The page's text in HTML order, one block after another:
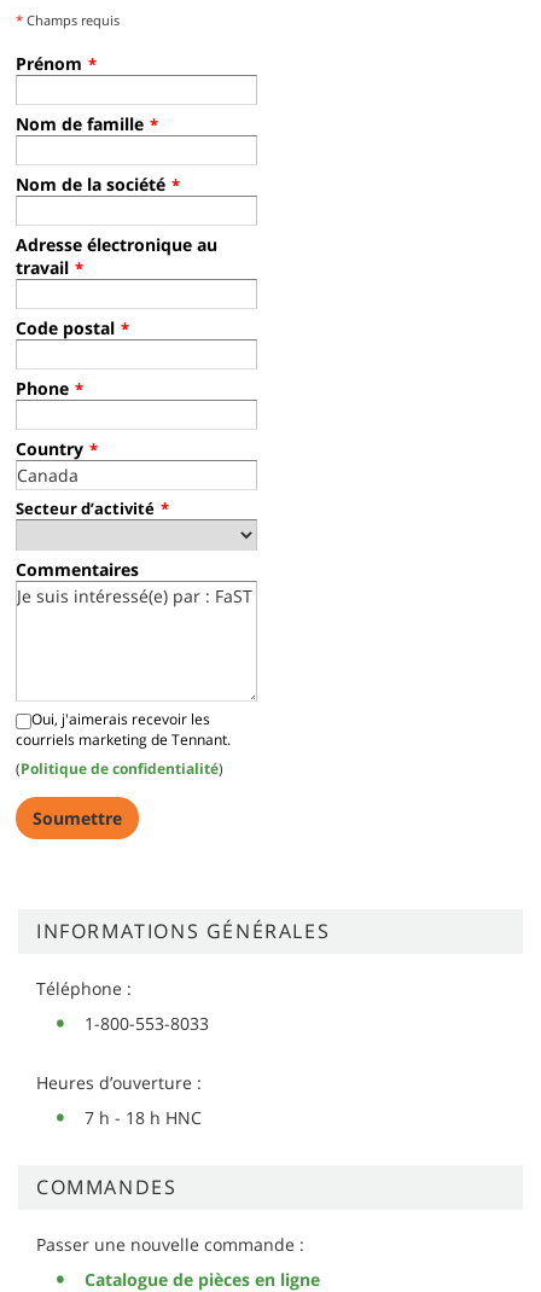
* Champs requis
Prénom *
Nom de famille *
Nom de la société *
Adresse électronique au
travail *
Code postal *
Phone *
Country *
Secteur d’activité *
Commentaires
Oui, j'aimerais recevoir les
courriels marketing de Tennant.
(Politique de confidentialité)
INFORMATIONS GÉNÉRALES
Téléphone :
1-800-553-8033
Heures d’ouverture :
7 h - 18 h HNC
COMMANDES
Passer une nouvelle commande :
Catalogue de pièces en ligne